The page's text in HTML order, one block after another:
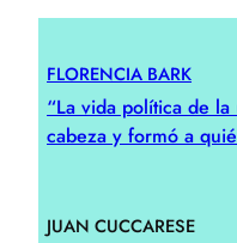
FLORENCIA BARK
“La vida política de
cabeza y formó a
JUAN CUCCARESE